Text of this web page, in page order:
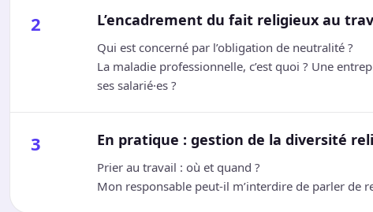
2 L’encadrement du fait religieux au
Qui est concerné par l’obligation de neutralité ?
La maladie professionnelle, c’est quoi ? Une
ses salarié·es ?
3 En pratique : gestion de la diversité
Prier au travail : où et quand ?
Mon responsable peut-il m’interdire de parler de